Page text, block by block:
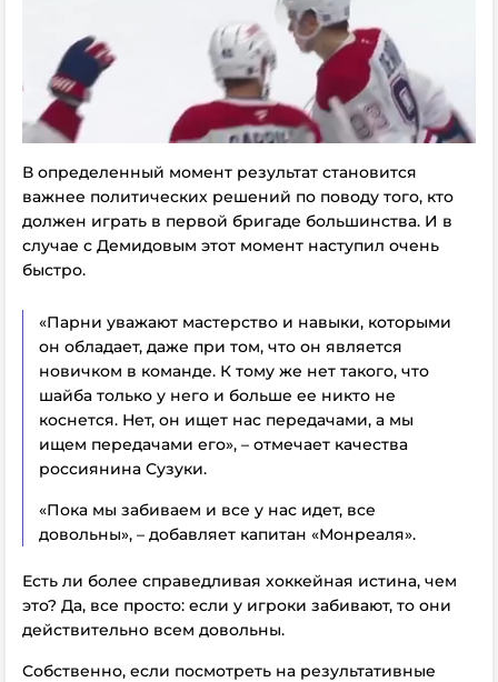
В определенный момент результат становится
важнее политических решений по поводу того, кто
должен играть в первой бригаде большинства. И в
случае с Демидовым этот момент наступил очень
быстро.
«Парни уважают мастерство и навыки, которыми
он обладает, даже при том, что он является
новичком в команде. К тому же нет такого, что
шайба только у него и больше ее никто не
коснется. Нет, он ищет нас передачами, а мы
ищем передачами его», – отмечает качества
россиянина Сузуки.
«Пока мы забиваем и все у нас идет, все
довольны», – добавляет капитан «Монреаля».
Есть ли более справедливая хоккейная истина, чем
это? Да, все просто: если у игроки забивают, то они
действительно всем довольны.
Собственно, если посмотреть на результативные